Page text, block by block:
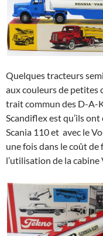
Quelques tracteurs
aux couleurs de petites
trait commun des D-A-
Scandiflex est qu’ils
Scania 110 et avec le
une fois dans le coût
l’utilisation de la cabine